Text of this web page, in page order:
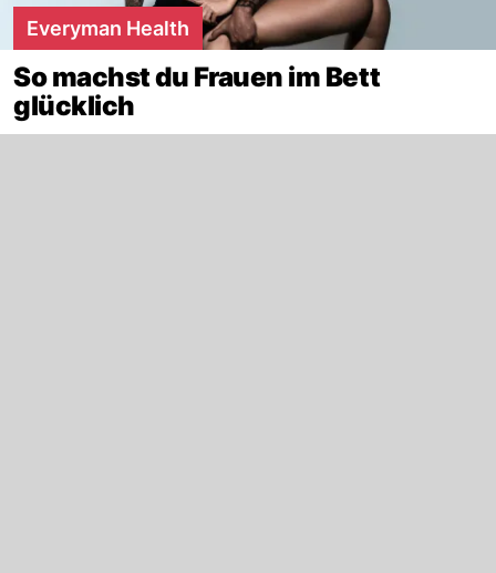
Everyman Health
So machst du Frauen im Bett
glücklich